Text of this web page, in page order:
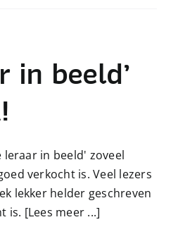
in beeld’
in beeld' zoveel
verkocht is. Veel lezers
lekker helder geschreven
is. [Lees meer ...]